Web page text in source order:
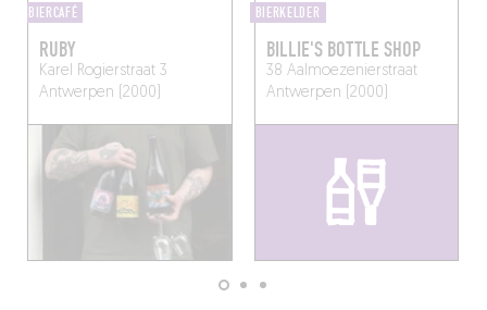
BIERCAFÉ
RUBY
Karel Rogierstraat 3
Antwerpen (2000)
BIERKELDER
BILLIE'S BOTTLE SHOP
38 Aalmoezenierstraat
Antwerpen (2000)